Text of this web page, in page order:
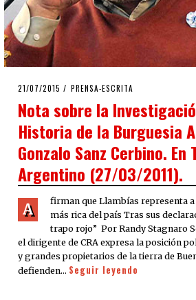
POSTED
21/07/2015 21/07/2015
PRENSA-ESCRITA
Nota sobre la
Historia de la Burguesia
Gonzalo Sanz Cerbino. En
Argentino (27/03/2011).
A
firman que Llambías representa
más rica del país Tras sus
trapo rojo” Por Randy Stagnaro
el dirigente de CRA expresa la posición
y grandes propietarios de la tierra de
defienden… Seguir leyendo